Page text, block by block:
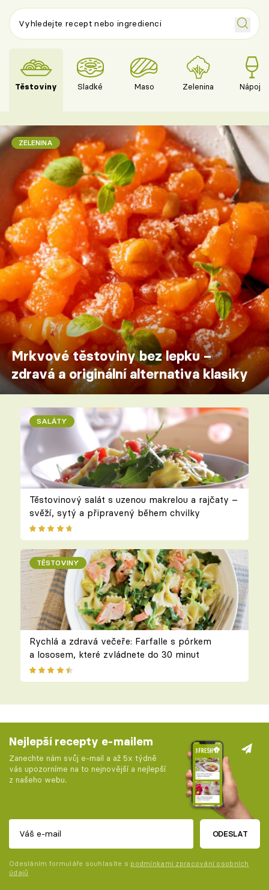
Těstoviny Sladké Maso Zelenina Nápoje
ZELENINA
Mrkvové těstoviny bez lepku –
zdravá a originální alternativa klasiky
SALÁTY
Těstovinový salát s uzenou makrelou a rajčaty –
svěží, sytý a připravený během chvilky
TĚSTOVINY
Rychlá a zdravá večeře: Farfalle s pórkem
a lososem, které zvládnete do 30 minut
Nejlepší recepty e-mailem
Zanechte nám svůj e-mail a až 5x týdně
vás upozorníme na to nejnovější a nejlepší
z našeho webu.
ODESLAT
Odesláním formuláře souhlasíte s podmínkami zpracování osobních
údajů